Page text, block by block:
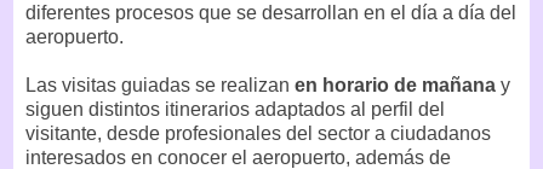
diferentes procesos que se desarrollan en el día a día del
aeropuerto.
Las visitas guiadas se realizan en horario de mañana y
siguen distintos itinerarios adaptados al perfil del
visitante, desde profesionales del sector a ciudadanos
interesados en conocer el aeropuerto, además de